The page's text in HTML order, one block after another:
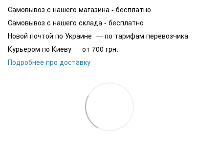
Самовывоз с нашего магазина - бесплатно
Самовывоз с нашего склада - бесплатно
Новой почтой по Украине — по тарифам перевозчика
Курьером по Киеву — от 700 грн.
Подробнее про доставку